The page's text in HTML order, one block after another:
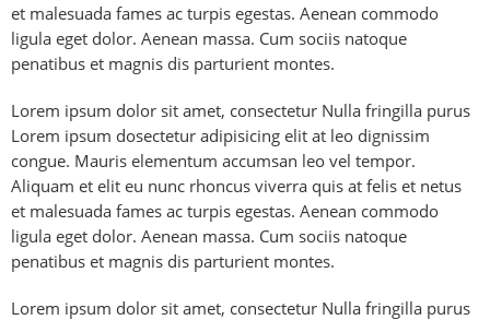
et malesuada fames ac turpis egestas. Aenean commodo
ligula eget dolor. Aenean massa. Cum sociis natoque
penatibus et magnis dis parturient montes.
Lorem ipsum dolor sit amet, consectetur Nulla fringilla purus
Lorem ipsum dosectetur adipisicing elit at leo dignissim
congue. Mauris elementum accumsan leo vel tempor.
Aliquam et elit eu nunc rhoncus viverra quis at felis et netus
et malesuada fames ac turpis egestas. Aenean commodo
ligula eget dolor. Aenean massa. Cum sociis natoque
penatibus et magnis dis parturient montes.
Lorem ipsum dolor sit amet, consectetur Nulla fringilla purus